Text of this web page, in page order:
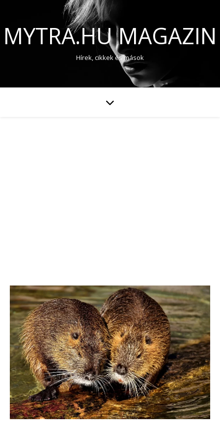
MYTRA.HU MAGAZIN
Hírek, cikkek és mások